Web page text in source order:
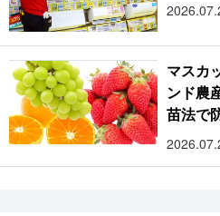
マスカ
ンド農
苗法で